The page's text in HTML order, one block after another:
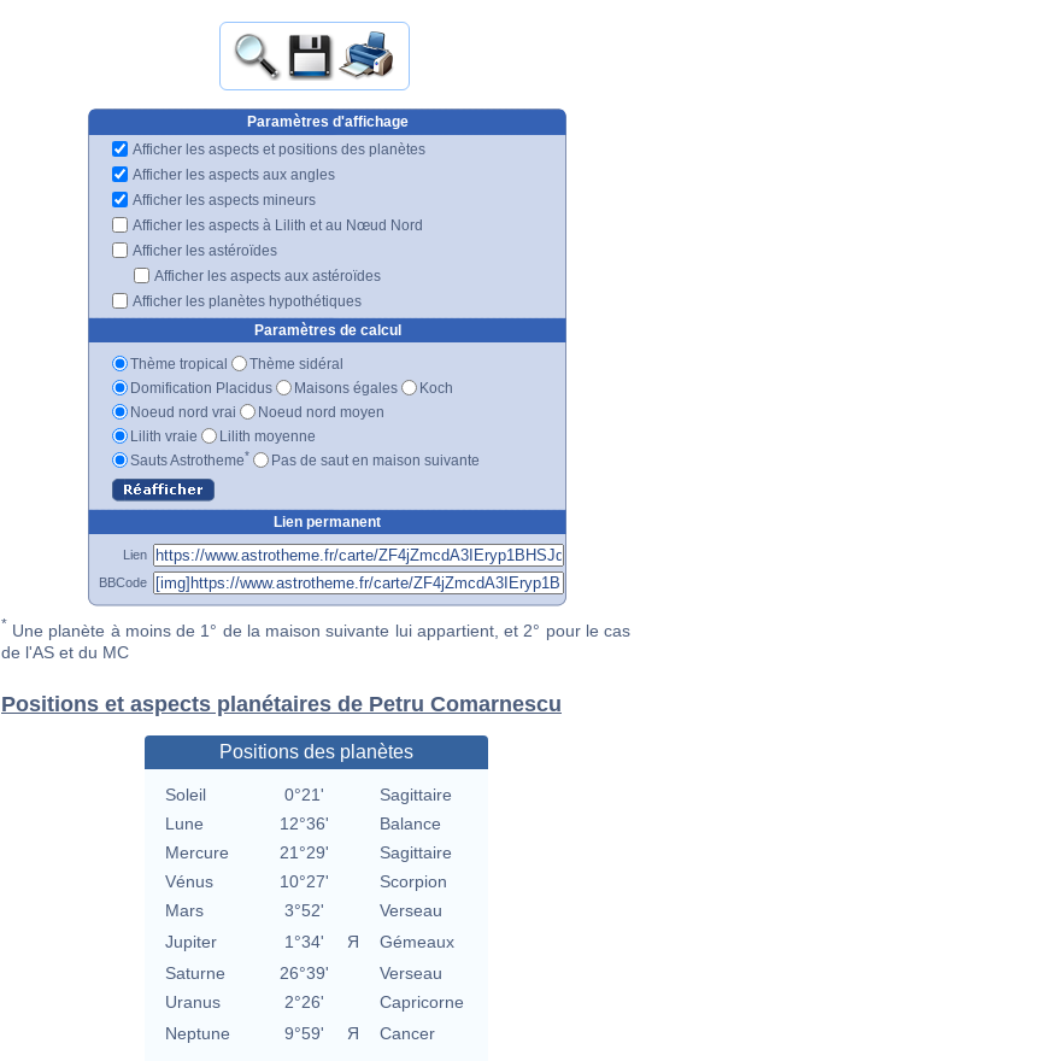
Paramètres d'affichage
Afficher les aspects et positions des planètes
Afficher les aspects aux angles
Afficher les aspects mineurs
Afficher les aspects à Lilith et au Nœud Nord
Afficher les astéroïdes
Afficher les aspects aux astéroïdes
Afficher les planètes hypothétiques
Paramètres de calcul
Thème tropical
Thème sidéral
Domification Placidus
Maisons égales
Koch
Noeud nord vrai
Noeud nord moyen
Lilith vraie
Lilith moyenne
Sauts Astrotheme* Pas de saut en maison suivante
Lien permanent
Lien
BBCode
* Une planète à moins de 1° de la maison suivante lui appartient, et 2° pour le cas
de l'AS et du MC
Positions et aspects planétaires de Petru Comarnescu
Positions des planètes
Soleil 0°21'
Sagittaire
Lune
12°36'
Balance
Mercure
21°29'
Sagittaire
Vénus
10°27'
Scorpion
Mars
3°52'
Verseau
Jupiter
1°34' Я
Gémeaux
Saturne
26°39'
Verseau
Uranus
2°26'
Capricorne
Neptune
9°59' Я
Cancer